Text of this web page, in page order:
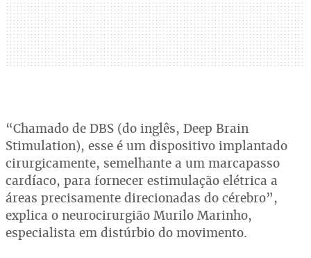
“Chamado de DBS (do inglês, Deep Brain
Stimulation), esse é um dispositivo implantado
cirurgicamente, semelhante a um marcapasso
cardíaco, para fornecer estimulação elétrica a
áreas precisamente direcionadas do cérebro”,
explica o neurocirurgião Murilo Marinho,
especialista em distúrbio do movimento.